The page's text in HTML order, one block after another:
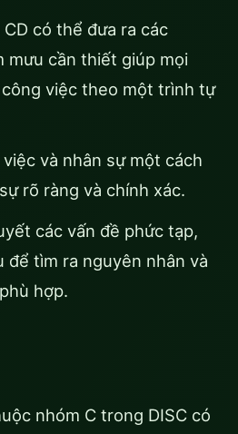
có thể đưa ra các
mưu cần thiết giúp mọi
việc theo một trình tự
và nhân sự một cách
rõ ràng và chính xác.
các vấn đề phức tạp,
để tìm ra nguyên nhân và
hợp.
nhóm C trong DISC có